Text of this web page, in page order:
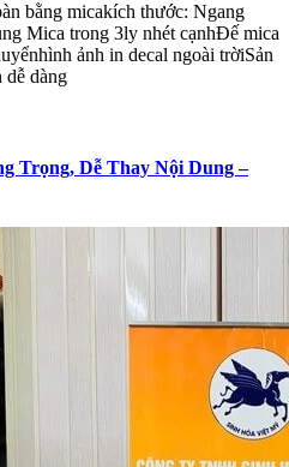
bằng micakích thước: Ngang
Mica trong 3ly nhét cạnhĐế mica
ảnh in decal ngoài trờiSản
dễ dàng
Trọng, Dễ Thay Nội Dung –